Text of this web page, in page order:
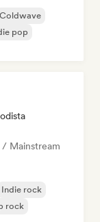
Coldwave
pop
Mainstream
Indie rock
rock